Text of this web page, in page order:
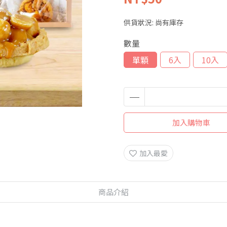
供貨狀況: 尚有庫存
數量
單顆
6入 10入
加入購物車
加入最愛
商品介紹